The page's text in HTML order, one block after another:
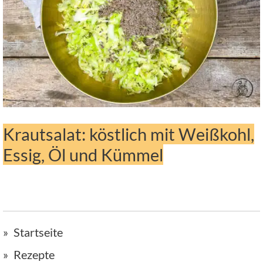
Krautsalat: köstlich mit Weißkohl,
Essig, Öl und Kümmel
Startseite
Rezepte